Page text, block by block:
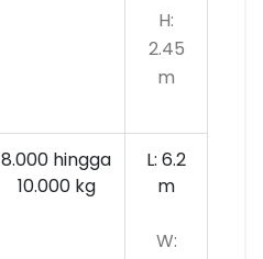
H:
2.45
m
8.000 hingga
10.000 kg
L: 6.2
m
W: